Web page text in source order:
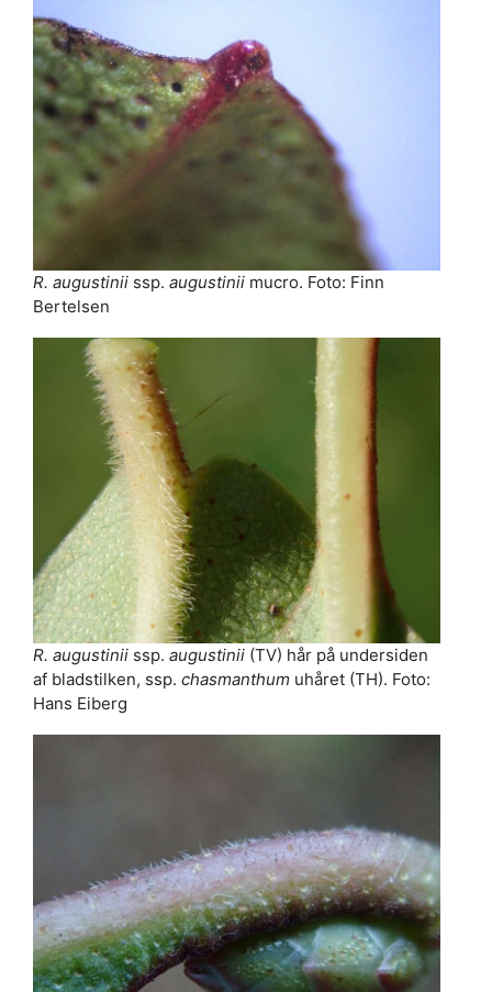
R. augustinii ssp. augustinii mucro. Foto: Finn
Bertelsen
R. augustinii ssp. augustinii (TV) hår på undersiden
af bladstilken, ssp. chasmanthum uhåret (TH). Foto:
Hans Eiberg